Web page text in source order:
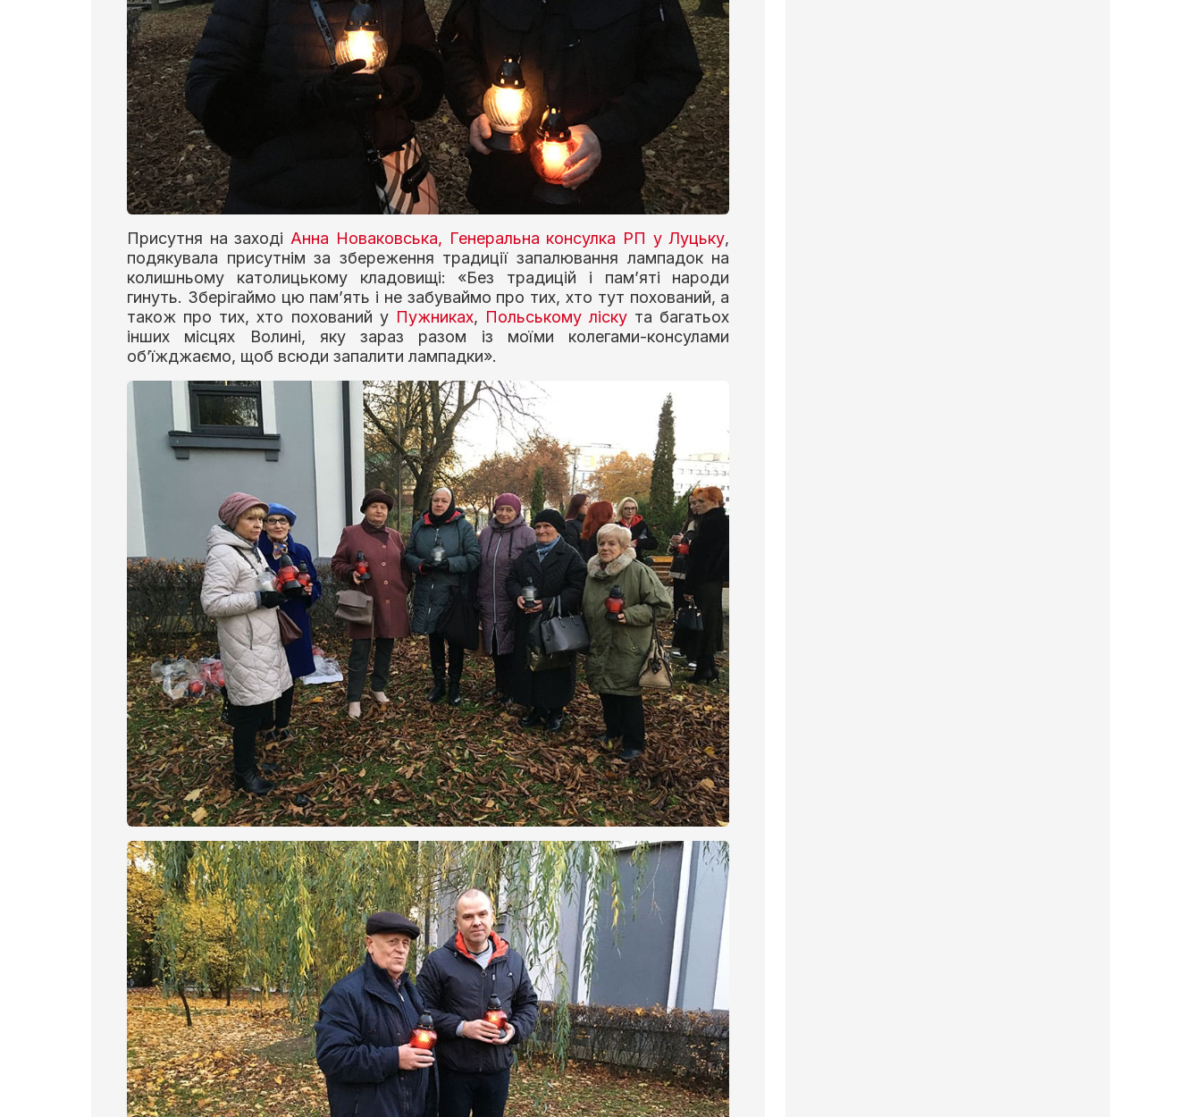
Присутня на заході Анна Новаковська, Генеральна консулка РП у Луцьку,
подякувала присутнім за збереження традиції запалювання лампадок на
колишньому католицькому кладовищі: «Без традицій і пам’яті народи
гинуть. Зберігаймо цю пам’ять і не забуваймо про тих, хто тут похований, а
також про тих, хто похований у Пужниках, Польському ліску та багатьох
інших місцях Волині, яку зараз разом із моїми колегами-консулами
об’їжджаємо, щоб всюди запалити лампадки».